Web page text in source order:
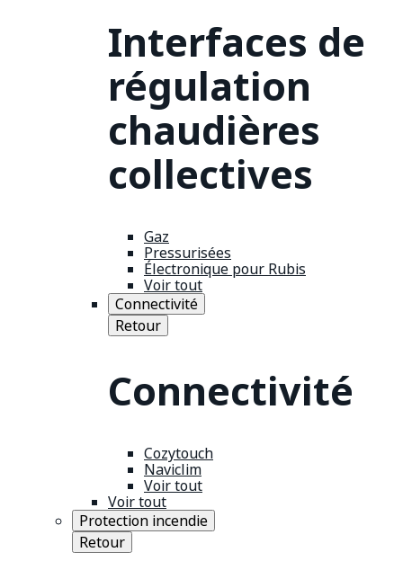
Interfaces de
régulation
chaudières
collectives
Gaz
Pressurisées
Électronique pour Rubis
Voir tout
Connectivité
Retour
Connectivité
Cozytouch
Naviclim
Voir tout
Voir tout
Protection incendie
Retour